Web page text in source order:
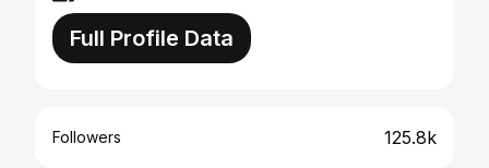
Full Profile Data
Followers 125.8k